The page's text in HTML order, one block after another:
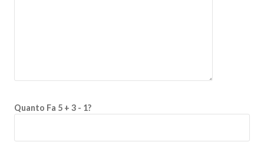
Quanto Fa 5 + 3 - 1?